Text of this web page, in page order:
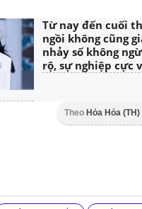
Từ nay đến cuối
ngồi không cũng
nhảy số không
rộ, sự nghiệp cực
Theo Hỏa Hỏa